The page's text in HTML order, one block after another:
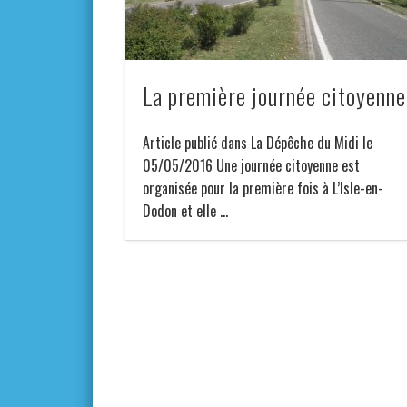
La première journée citoyenne
Article publié dans La Dépêche du Midi le
05/05/2016 Une journée citoyenne est
organisée pour la première fois à L’Isle-en-
Dodon et elle …